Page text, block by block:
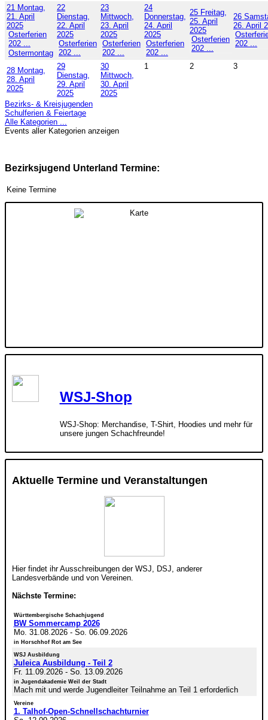
21 Montag,
21. April
2025
Osterferien
202 ...
Ostermontag
22
Dienstag,
22. April
2025
Osterferien
202 ...
23
Mittwoch,
23. April
2025
Osterferien
202 ...
24
Donnerstag,
24. April
2025
Osterferien
202 ...
25 Freitag,
25. April
2025
Osterferien
202 ...
26
26. April
202 ...
28 Montag,
28. April
2025
29
Dienstag,
29. April
2025
30
Mittwoch,
30. April
2025
1 2 3
Bezirks- & Kreisjugenden
Schulferien & Feiertage
Alle Kategorien ...
Events aller Kategorien anzeigen
Bezirksjugend Unterland Termine:
Keine Termine
WSJ-Shop
WSJ-Shop: Merchandise, T-Shirt, Hoodies und mehr für
unsere jungen Schachfreunde!
Aktuelle Termine und Veranstaltungen
Hier findet ihr Ausschreibungen der WSJ, DSJ, anderer
Landesverbände und von Vereinen.
Nächste Termine:
Württembergische Schachjugend
BW Sommercamp 2026
Mo. 31.08.2026- So. 06.09.2026
in Horschhof Rot am See
WSJ Ausbildung
Juleica Ausbildung - Teil 2
Fr. 11.09.2026- So. 13.09.2026
in Jugendakademie Weil der Stadt
Mach mit und werde Jugendleiter Teilnahme an Teil 1 erforderlich
Vereine
1. Talhof-Open-Schnellschachturnier